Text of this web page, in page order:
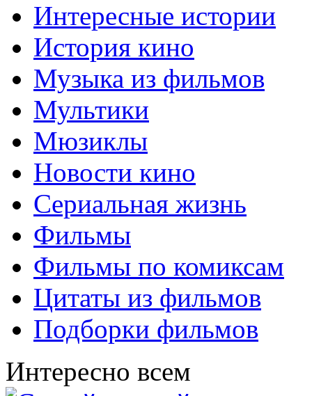
Интересные истории
История кино
Музыка из фильмов
Мультики
Мюзиклы
Новости кино
Сериальная жизнь
Фильмы
Фильмы по комиксам
Цитаты из фильмов
Подборки фильмов
Интересно всем